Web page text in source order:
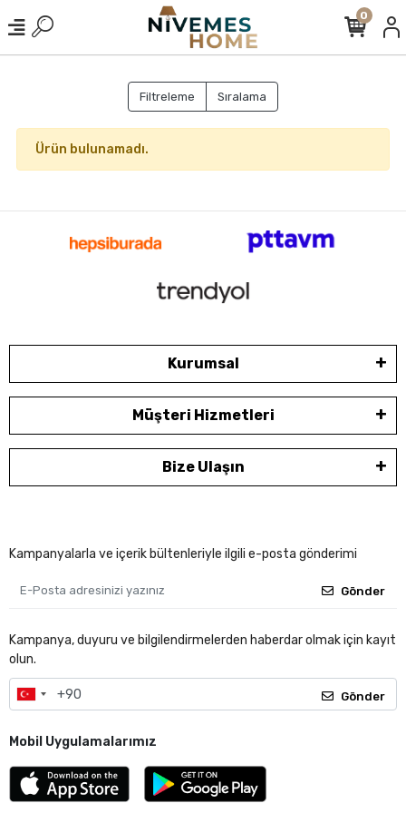
0
Filtreleme Sıralama
Ürün bulunamadı.
Kurumsal
Müşteri Hizmetleri
Bize Ulaşın
Kampanyalarla ve içerik bültenleriyle ilgili e-posta gönderimi
Gönder
Kampanya, duyuru ve bilgilendirmelerden haberdar olmak için kayıt
olun.
Gönder
Mobil Uygulamalarımız